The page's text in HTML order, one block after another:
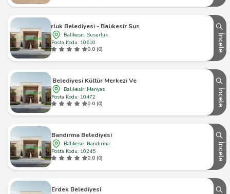
Susurluk Belediyesi - Balıkesir Susurluk - 1
Balıkesir, Susurluk
Posta Kodu: 10610
0.0 (0)
İncele
Manyas Belediyesi Kültür Merkezi Ve Sosyal Tesisi
Balıkesir, Manyas
Posta Kodu: 10472
0.0 (0)
İncele
Bandırma Belediyesi
Balıkesir, Bandırma
Posta Kodu: 10245
0.0 (0)
İncele
Erdek Belediyesi